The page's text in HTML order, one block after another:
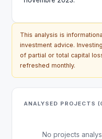
This analysis is
investment advice.
of partial or total capital
refreshed monthly.
ANALYSED PROJECTS
No projects